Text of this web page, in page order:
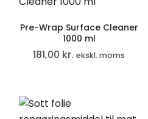
Pre-Wrap Surface Cleaner
1000 ml
181,00 kr. ekskl. moms